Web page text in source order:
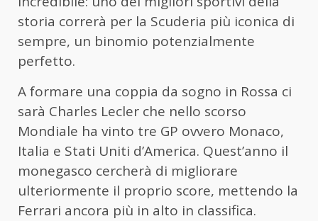
storia correrà per la Scuderia più iconica di
sempre, un binomio potenzialmente
perfetto.
A formare una coppia da sogno in Rossa ci
sarà Charles Lecler che nello scorso
Mondiale ha vinto tre GP ovvero Monaco,
Italia e Stati Uniti d’America. Quest’anno il
monegasco cercherà di migliorare
ulteriormente il proprio score, mettendo la
Ferrari ancora più in alto in classifica.